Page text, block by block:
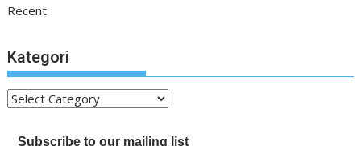
Recent
Kategori
Kategori
Subscribe to our mailing list